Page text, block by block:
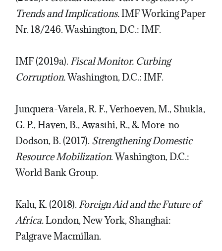
Trends and Implications.IMF Working Paper
Nr. 18/246. Washington, D.C.: IMF.
IMF (2019a). Fiscal Monitor. Curbing
Corruption.Washington, D.C.: IMF.
Junquera-Varela, R. F., Verhoeven, M., Shukla,
G. P., Haven, B., Awasthi, R., & More-no-
Dodson, B. (2017). Strengthening Domestic
Resource Mobilization. Washington, D.C.:
World Bank Group.
Kalu, K. (2018). Foreign Aid and the Future of
Africa.London, New York, Shanghai:
Palgrave Macmillan.